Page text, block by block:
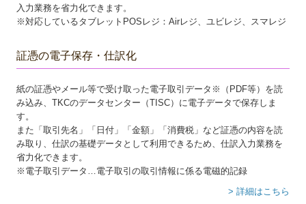
入力業務を省力化できます。
※対応しているタブレットPOSレジ：Airレジ、ユビレジ、スマレジ
証憑の電子保存・仕訳化
紙の証憑やメール等で受け取った電子取引データ※（PDF等）を読
み込み、TKCのデータセンター（TISC）に電子データで保存しま
す。
また「取引先名」「日付」「金額」「消費税」など証憑の内容を読
み取り、仕訳の基礎データとして利用できるため、仕訳入力業務を
省力化できます。
※電子取引データ…電子取引の取引情報に係る電磁的記録
> 詳細はこちら